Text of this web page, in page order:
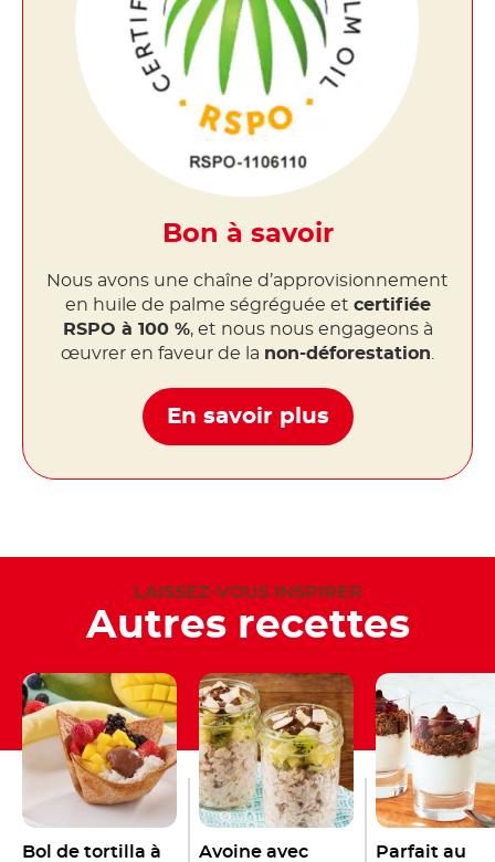
Bon à savoir
Nous avons une chaîne d’approvisionnement
en huile de palme ségréguée et certifiée
RSPO à 100 %, et nous nous engageons à
œuvrer en faveur de la non-déforestation
En savoir plus
LAISSEZ-VOUS INSPIRER
Autres recettes
Bol de tortilla à
Avoine avec
Parfait au